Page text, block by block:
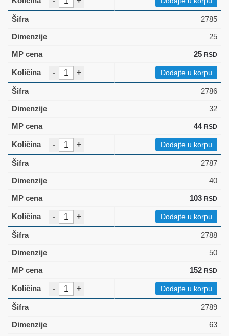
2785
25
25 RSD
- + Dodajte u korpu
2786
32
44 RSD
- + Dodajte u korpu
2787
40
103 RSD
- + Dodajte u korpu
2788
50
152 RSD
- + Dodajte u korpu
2789
63